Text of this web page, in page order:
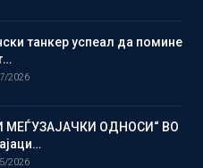
танкер успеал да помине
2026
МЕЃУЗАЈАЧКИ ОДНОСИ“ ВО
2026